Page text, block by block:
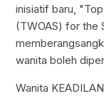
inisiatif baru,
(TWOAS) for the
wanita boleh
Wanita